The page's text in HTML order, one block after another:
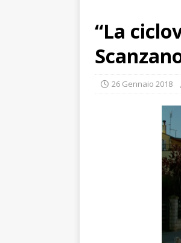
“La
26 Gennaio 2018